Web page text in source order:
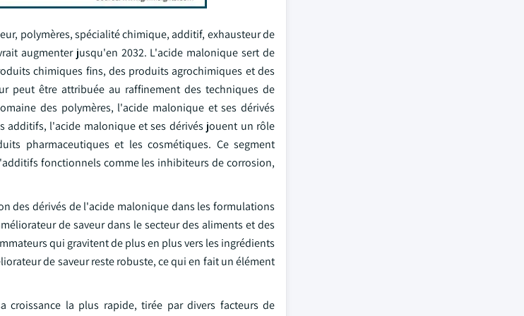
polymères, spécialité chimique, additif, exhausteur de
augmenter jusqu'en 2032. L'acide malonique sert de
chimiques fins, des produits agrochimiques et des
peut être attribuée au raffinement des techniques de
des polymères, l'acide malonique et ses dérivés
additifs, l'acide malonique et ses dérivés jouent un rôle
pharmaceutiques et les cosmétiques. Ce segment
fonctionnels comme les inhibiteurs de corrosion,
des dérivés de l'acide malonique dans les formulations
de saveur dans le secteur des aliments et des
qui gravitent de plus en plus vers les ingrédients
de saveur reste robuste, ce qui en fait un élément
la plus rapide, tirée par divers facteurs de